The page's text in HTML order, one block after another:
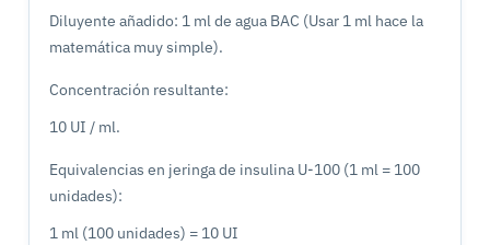
Diluyente añadido: 1 ml de agua BAC (Usar 1 ml hace la
matemática muy simple).
Concentración resultante:
10 UI / ml.
Equivalencias en jeringa de insulina U-100 (1 ml = 100
unidades):
1 ml (100 unidades) = 10 UI